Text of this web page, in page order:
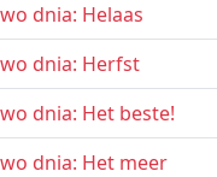
dnia: Helaas
dnia: Herfst
dnia: Het beste!
dnia: Het meer